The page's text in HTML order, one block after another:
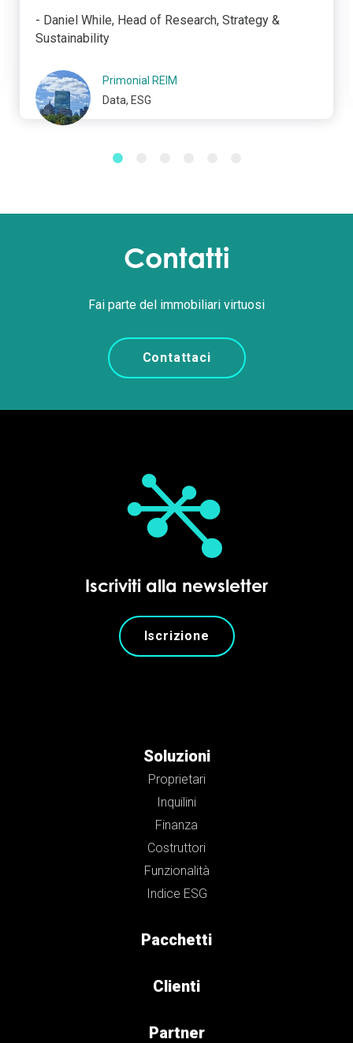
- Daniel While, Head of Research, Strategy &
Sustainability
Primonial REIM
Data, ESG
Contatti
Fai parte del immobiliari virtuosi
Contattaci
Iscriviti alla newsletter
Iscrizione
Soluzioni
Proprietari
Inquilini
Finanza
Costruttori
Funzionalità
Indice ESG
Pacchetti
Clienti
Partner